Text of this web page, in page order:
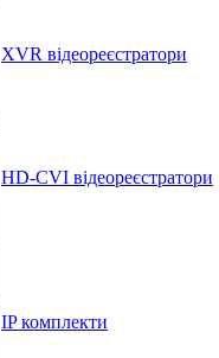
XVR відеореєстратори
HD-CVI відеореєстратори
IP комплекти